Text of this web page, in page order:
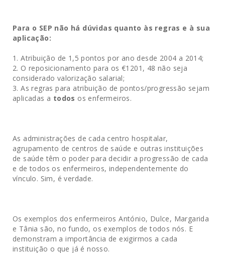
Para o SEP não há dúvidas quanto às regras e à sua
aplicação:
Atribuição de 1,5 pontos por ano desde 2004 a 2014;
O reposicionamento para os €1201, 48 não seja
considerado valorização salarial;
As regras para atribuição de pontos/progressão sejam
aplicadas a todos os enfermeiros.
As administrações de cada centro hospitalar,
agrupamento de centros de saúde e outras instituições
de saúde têm o poder para decidir a progressão de cada
e de todos os enfermeiros, independentemente do
vínculo. Sim, é verdade.
Os exemplos dos enfermeiros António, Dulce, Margarida
e Tânia são, no fundo, os exemplos de todos nós. E
demonstram a importância de exigirmos a cada
instituição o que já é nosso.